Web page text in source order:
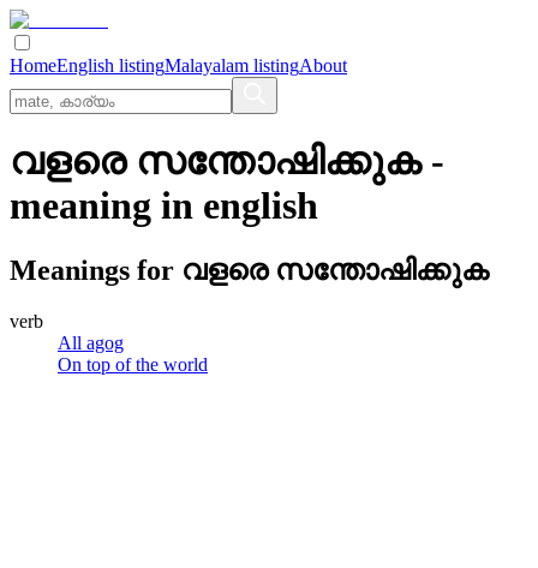
HomeEnglish listingMalayalam listingAbout
വളരെ സന്തോഷിക്കുക-
meaning in english
Meanings for വളരെ സന്തോഷിക്കുക
verb
All agog
On top of the world